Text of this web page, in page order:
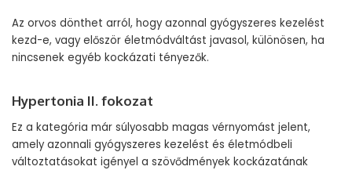
Az orvos dönthet arról, hogy azonnal gyógyszeres kezelést
kezd-e, vagy először életmódváltást javasol, különösen, ha
nincsenek egyéb kockázati tényezők.
Hypertonia II. fokozat
Ez a kategória már súlyosabb magas vérnyomást jelent,
amely azonnali gyógyszeres kezelést és életmódbeli
változtatásokat igényel a szövődmények kockázatának